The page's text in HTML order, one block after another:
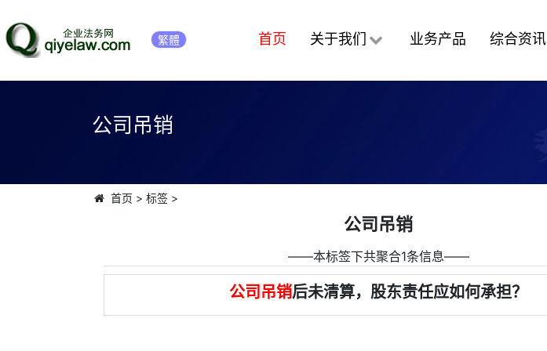
繁體 首页 关于我们 业务产品 综合资讯
公司吊销
首页 > 标签>
公司吊销
――本标签下共聚合1条信息――
公司吊销后未清算，股东责任应如何承担？